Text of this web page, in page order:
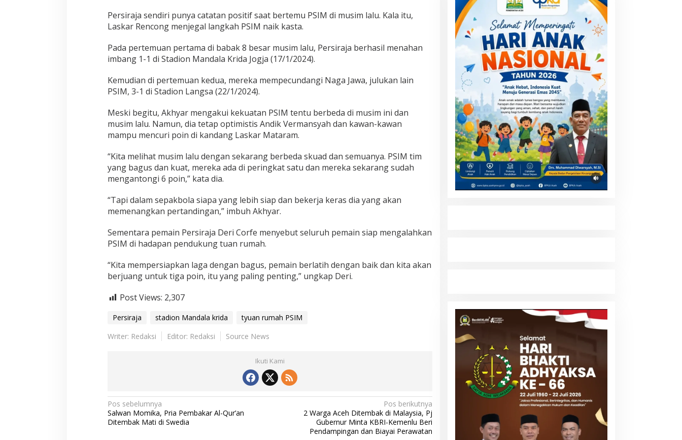
Y
o
y
a
k
r
t
Persiraja sendiri punya catatan positif saat bertemu PSIM di musim lalu. Kala itu,
Laskar Rencong menjegal langkah PSIM naik kasta.
Pada pertemuan pertama di babak 8 besar musim lalu, Persiraja berhasil menahan
imbang 1-1 di Stadion Mandala Krida Jogja (17/1/2024).
Kemudian di pertemuan kedua, mereka mempecundangi Naga Jawa, julukan lain
PSIM, 3-1 di Stadion Langsa (22/1/2024).
Meski begitu, Akhyar mengakui kekuatan PSIM tentu berbeda di musim ini dan
musim lalu. Namun, dia tetap optimistis Andik Vermansyah dan kawan-kawan
mampu mencuri poin di kandang Laskar Mataram.
“Kita melihat musim lalu dengan sekarang berbeda skuad dan semuanya. PSIM tim
yang bagus dan kuat, mereka ada di peringkat satu dan mereka sekarang sudah
mengantongi 6 poin,” kata dia.
“Tapi dalam sepakbola siapa yang lebih siap dan bekerja keras dia yang akan
memenangkan pertandingan,” imbuh Akhyar.
Sementara pemain Persiraja Deri Corfe menyebut seluruh pemain siap mengalahkan
PSIM di hadapan pendukung tuan rumah.
“Kita mempersiapkan laga dengan bagus, pemain berlatih dengan baik dan kita akan
berjuang untuk tiga poin, itu yang paling penting,” ungkap Deri.
Post Views: 2,307
Persiraja stadion Mandala krida
tyuan rumah PSIM
Writer: Redaksi
Editor: Redaksi Source News
Ikuti Kami
N
a
Pos sebelumnya
Salwan Momika, Pria Pembakar Al-Qur’an
Ditembak Mati di Swedia
Pos berikutnya
2 Warga Aceh Ditembak di Malaysia, Pj
Gubernur Minta KBRI-Kemenlu Beri
Pendampingan dan Biayai Perawatan